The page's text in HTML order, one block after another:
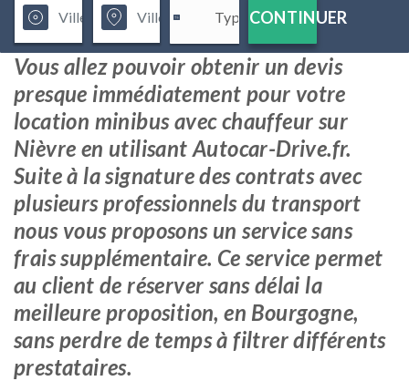
CONTINUER
Vous allez pouvoir obtenir un devis
presque immédiatement pour votre
location minibus avec chauffeur sur
Nièvre en utilisant Autocar-Drive.fr.
Suite à la signature des contrats avec
plusieurs professionnels du transport
nous vous proposons un service sans
frais supplémentaire. Ce service permet
au client de réserver sans délai la
meilleure proposition, en Bourgogne,
sans perdre de temps à filtrer différents
prestataires.